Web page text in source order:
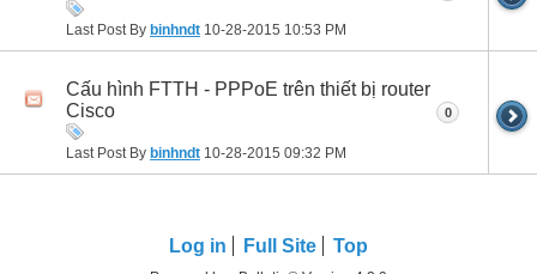
Last Post By binhndt 10-28-2015 10:53 PM
Cấu hình FTTH - PPPoE trên thiết bị router
Cisco
Last Post By binhndt 10-28-2015 09:32 PM
0
Log in Full Site Top